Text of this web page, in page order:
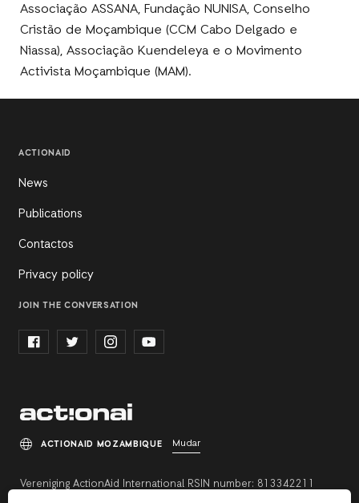
Associação ASSANA, Fundação NUNISA, Conselho
Cristão de Moçambique (CCM Cabo Delgado e
Niassa), Associação Kuendeleya e o Movimento
Activista Moçambique (MAM).
ACTIONAID
News
Publications
Contactos
Privacy policy
JOIN THE CONVERSATION
Vereniging ActionAid International RSIN number: 813342211
ACTIONAID MOZAMBIQUE Mudar